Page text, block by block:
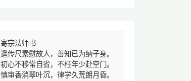
寄宗法师书
遥传尺素慰故人，善知已为纳子身。
初心不移常自省，不枉年少赴空门。
慎审香消翠叶沉，律学久荒朗月昏。